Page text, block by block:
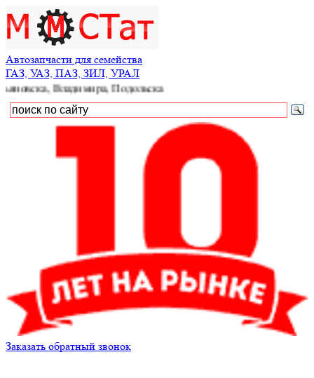
Автозапчасти для семейства
ГАЗ, УАЗ, ПАЗ, ЗИЛ, УРАЛ
Владимира, Подольска
Заказать обратный звонок